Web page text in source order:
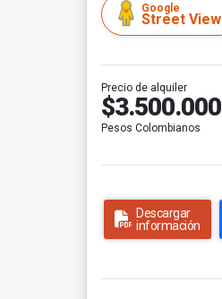
Google
Street View
Precio de alquiler
$3.500.000
Pesos Colombianos
Descargar
información